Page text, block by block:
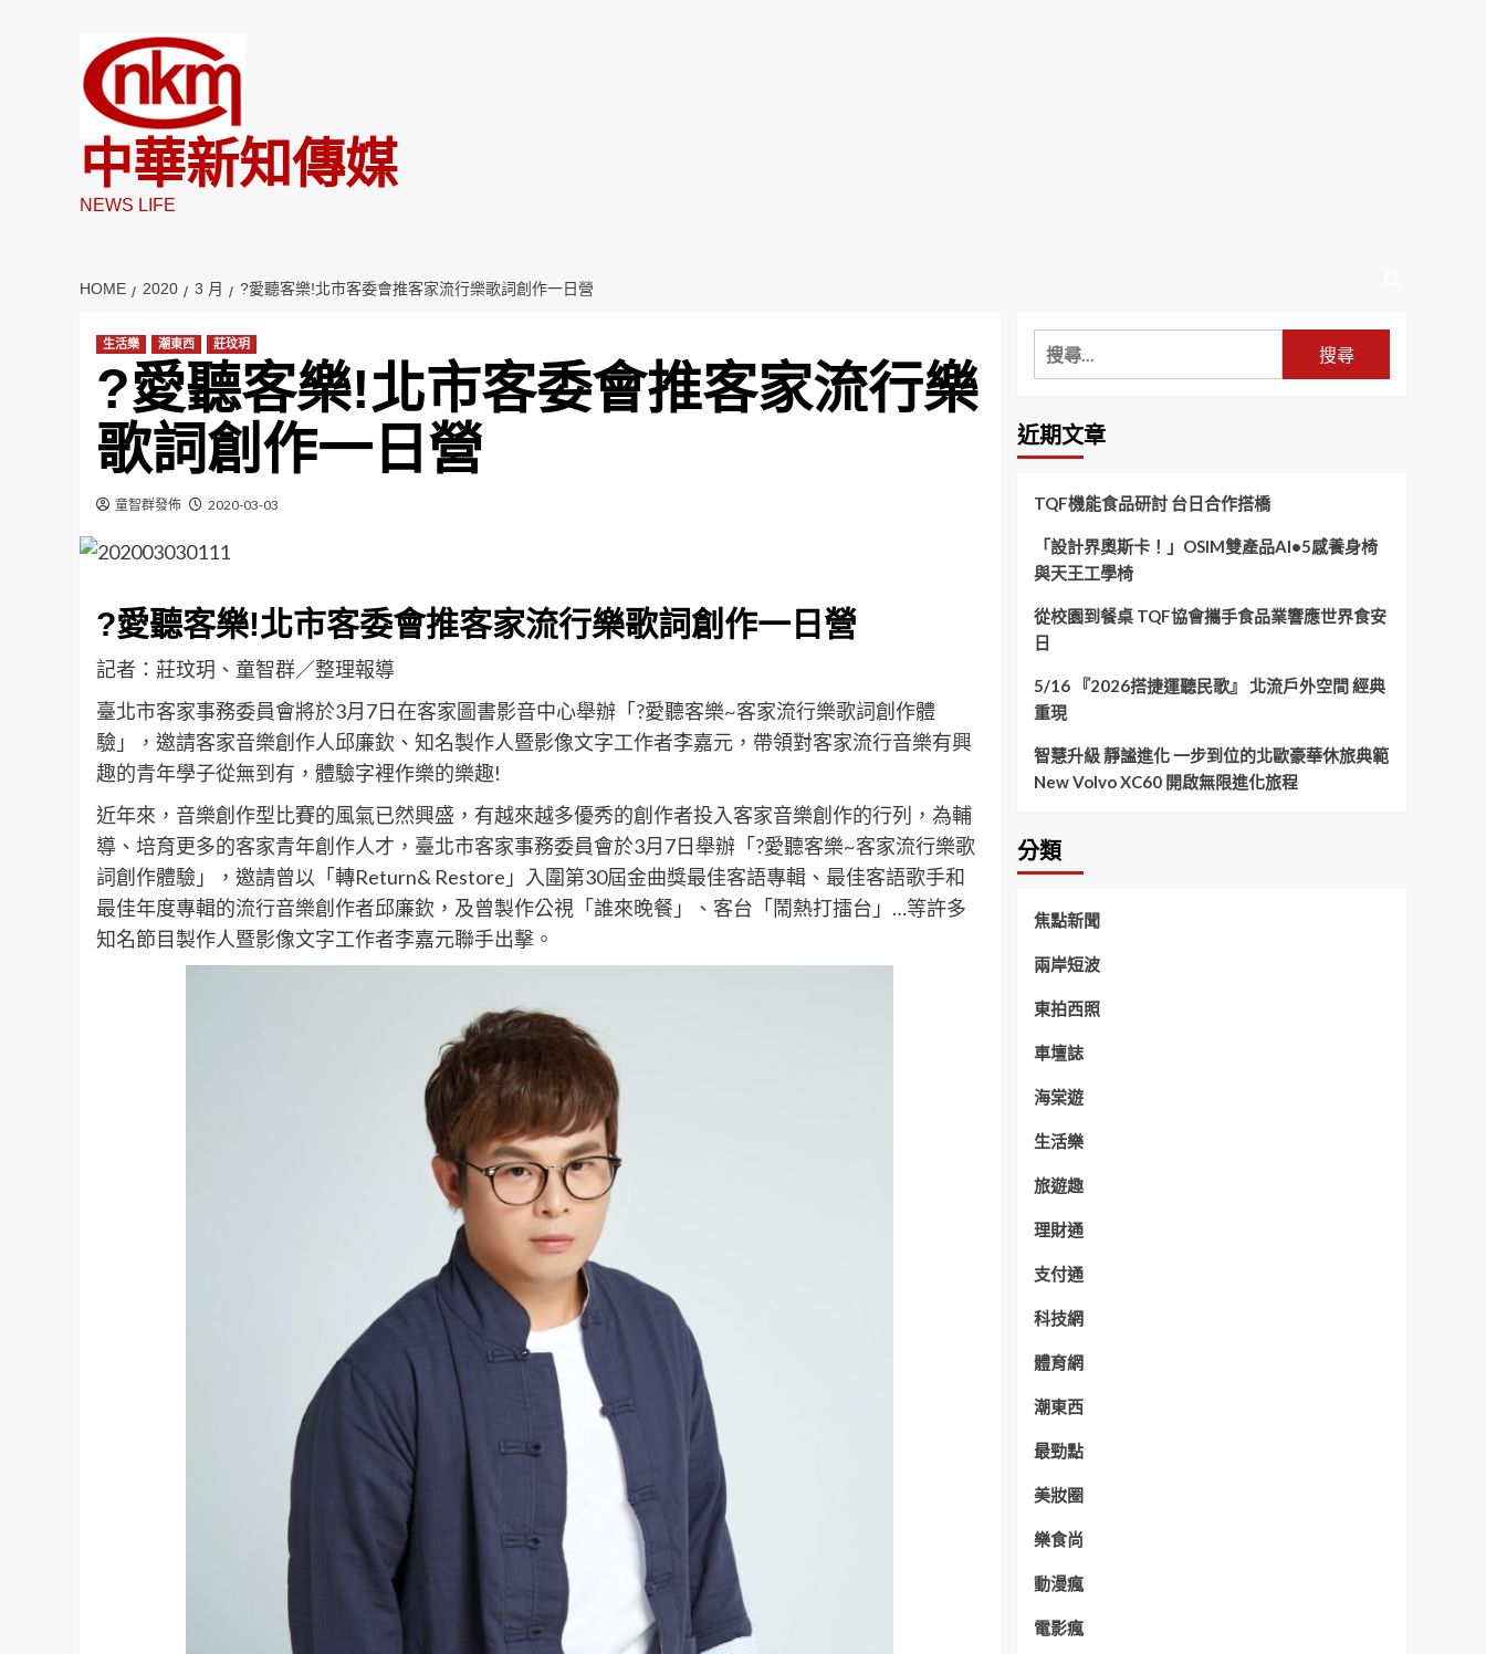
中華新知傳媒
NEWS LIFE
HOME 2020 3 月 ?愛聽客樂!北市客委會推客家流行樂歌詞創作一日營
生活樂 潮東西 莊玟玥
?愛聽客樂!北市客委會推客家流行樂
歌詞創作一日營
童智群發佈 2020-03-03
?愛聽客樂!北市客委會推客家流行樂歌詞創作一日營
記者：莊玟玥、童智群／整理報導
臺北市客家事務委員會將於3月7日在客家圖書影音中心舉辦「?愛聽客樂~客家流行樂歌詞創作體
驗」，邀請客家音樂創作人邱廉欽、知名製作人暨影像文字工作者李嘉元，帶領對客家流行音樂有興
趣的青年學子從無到有，體驗字裡作樂的樂趣!
近年來，音樂創作型比賽的風氣已然興盛，有越來越多優秀的創作者投入客家音樂創作的行列，為輔
導、培育更多的客家青年創作人才，臺北市客家事務委員會於3月7日舉辦「?愛聽客樂~客家流行樂歌
詞創作體驗」，邀請曾以「轉Return& Restore」入圍第30屆金曲獎最佳客語專輯、最佳客語歌手和
最佳年度專輯的流行音樂創作者邱廉欽，及曾製作公視「誰來晚餐」、客台「鬧熱打擂台」…等許多
知名節目製作人暨影像文字工作者李嘉元聯手出擊。
搜
尋
鍵
字:
近期文章
TQF機能食品研討 台日合作搭橋
「設計界奧斯卡！」OSIM雙產品AI•5感養身椅
與天王工學椅
從校園到餐桌 TQF協會攜手食品業響應世界食安
日
5/16 『2026搭捷運聽民歌』 北流戶外空間 經典
重現
智慧升級 靜謐進化 一步到位的北歐豪華休旅典範
New Volvo XC60 開啟無限進化旅程
分類
焦點新聞
兩岸短波
東拍西照
車壇誌
海棠遊
生活樂
旅遊趣
理財通
支付通
科技網
體育網
潮東西
最勁點
美妝圈
樂食尚
動漫瘋
電影瘋